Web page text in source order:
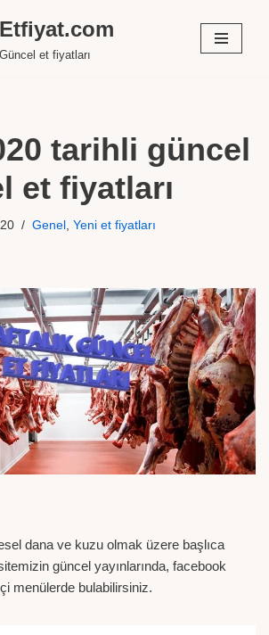
Etfiyat.com
Güncel et fiyatları
tarihli güncel
et fiyatları
Genel , Yeni et fiyatları
dana ve kuzu olmak üzere başlıca
güncel yayınlarında, facebook
menülerde bulabilirsiniz.